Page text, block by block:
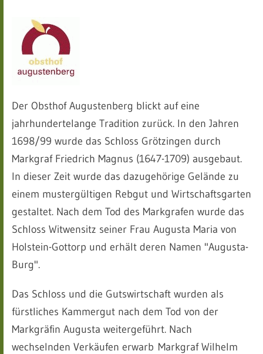
Der Obsthof Augustenberg blickt auf eine
jahrhundertelange Tradition zurück. In den Jahren
1698/99 wurde das Schloss Grötzingen durch
Markgraf Friedrich Magnus (1647-1709) ausgebaut.
In dieser Zeit wurde das dazugehörige Gelände zu
einem mustergültigen Rebgut und Wirtschaftsgarten
gestaltet. Nach dem Tod des Markgrafen wurde das
Schloss Witwensitz seiner Frau Augusta Maria von
Holstein-Gottorp und erhält deren Namen "Augusta-
Burg".
Das Schloss und die Gutswirtschaft wurden als
fürstliches Kammergut nach dem Tod von der
Markgräfin Augusta weitergeführt. Nach
wechselnden Verkäufen erwarb Markgraf Wilhelm